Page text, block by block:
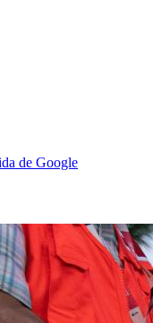
de Google